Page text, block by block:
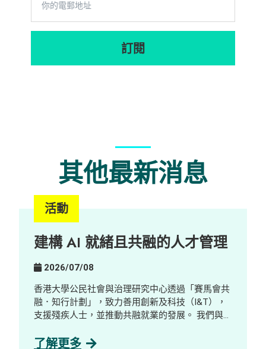
訂閱
其他最新消息
活動
建構 AI 就緒且共融的人才管理
2026/07/08
香港大學公民社會與治理研究中心透過「賽馬會共
融．知行計劃」，致力善用創新及科技（I&T），
支援殘疾人士，並推動共融就業的發展。 我們與數
合作，舉辦了一場工作體驗及探索工作坊，對象包
了解更多